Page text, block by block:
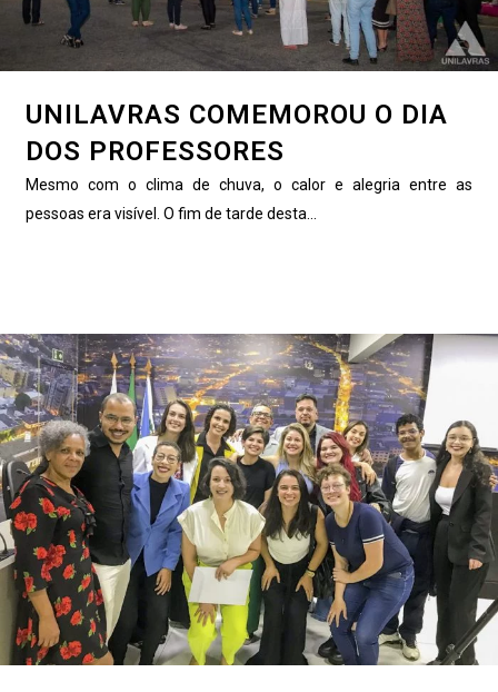
UNILAVRAS COMEMOROU O DIA
DOS PROFESSORES
Mesmo com o clima de chuva, o calor e alegria entre as
pessoas era visível. O fim de tarde desta...